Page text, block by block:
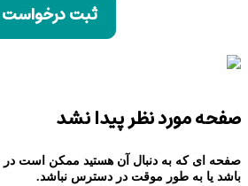
ثبت درخواست
صفحه مورد نظر پیدا نشد
صفحه ای که به دنبال آن هستید ممکن است
باشد یا به طور موقت در دسترس نباشد.